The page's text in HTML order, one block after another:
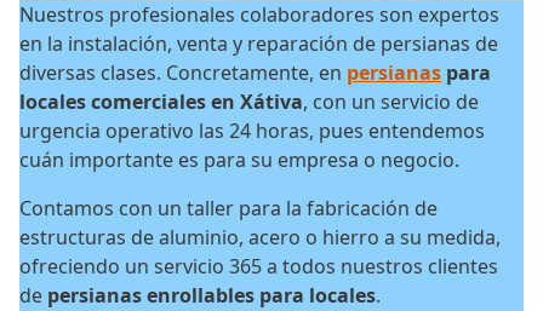
Nuestros profesionales colaboradores son expertos
en la instalación, venta y reparación de persianas de
diversas clases. Concretamente, en persianas para
locales comerciales en Xátiva, con un servicio de
urgencia operativo las 24 horas, pues entendemos
cuán importante es para su empresa o negocio.
Contamos con un taller para la fabricación de
estructuras de aluminio, acero o hierro a su medida,
ofreciendo un servicio 365 a todos nuestros clientes
de persianas enrollables para locales.